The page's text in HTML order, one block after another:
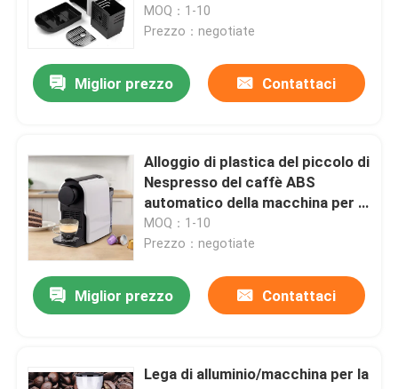
Macinacaffè di Doserless
macinacaffè commerciale
Macinacaffè della famiglia
Caffè espresso Bean Grinder
Macinacaffè all'aperto
Macinacaffè della mano
MOQ：1-10
Prezzo：negotiate
Miglior prezzo Contattaci
Alloggio di plastica del piccolo di
Nespresso del caffè ABS
automatico della macchina per la
casa
MOQ：1-10
Prezzo：negotiate
Miglior prezzo Contattaci
Lega di alluminio/macchina per la